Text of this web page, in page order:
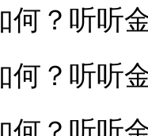
何？听听
老师的分
何？听听
老师的分